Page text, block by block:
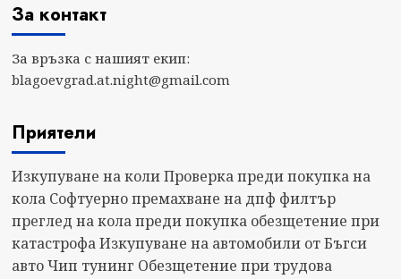
За контакт
За връзка с нашият екип:
blagoevgrad.at.night@gmail.com
Приятели
Изкупуване на коли Проверка преди покупка на
кола Софтуерно премахване на дпф филтър
преглед на кола преди покупка обезщетение при
катастрофа Изкупуване на автомобили от Бъгси
авто Чип тунинг Обезщетение при трудова